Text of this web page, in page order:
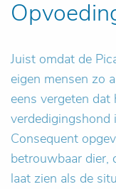
Juist omdat de
eigen mensen zo
eens vergeten
verdedigingshond
Consequent
betrouwbaar dier,
laat zien als de